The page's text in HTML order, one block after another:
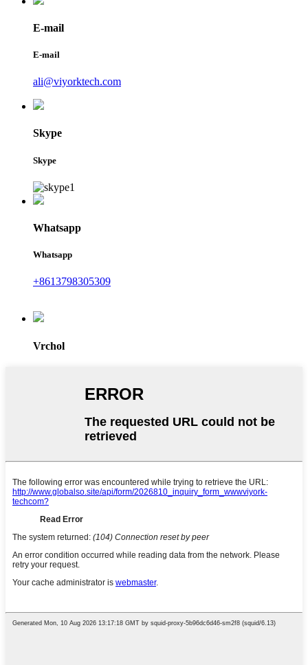
E-mail
E-mail
ali@viyorktech.com
Skype
Skype
Whatsapp
Whatsapp
+8613798305309
Vrchol